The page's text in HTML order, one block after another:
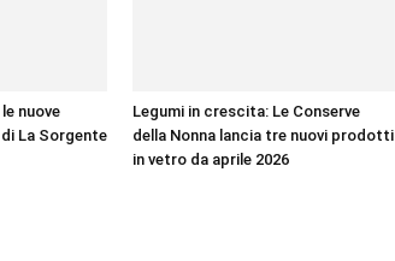
nuove
La Sorgente
Legumi in crescita: Le Conserve
della Nonna lancia tre nuovi prodotti
in vetro da aprile 2026